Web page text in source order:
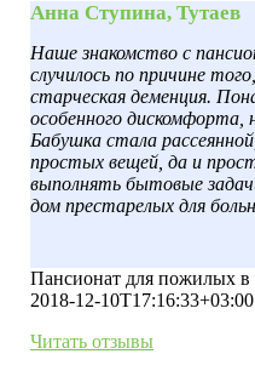
Анна Ступина, Тутаев
Наше знакомство с
случилось по причине
старческая деменция.
особенного дискомфорта,
Бабушка стала
простых вещей, да и
выполнять бытовые
дом престарелых для
понравилось
год бабушка находится в
значительно улучшилось.
Пансионат для пожилых в
2018-12-10T17:16:33+03:00
Читать отзывы